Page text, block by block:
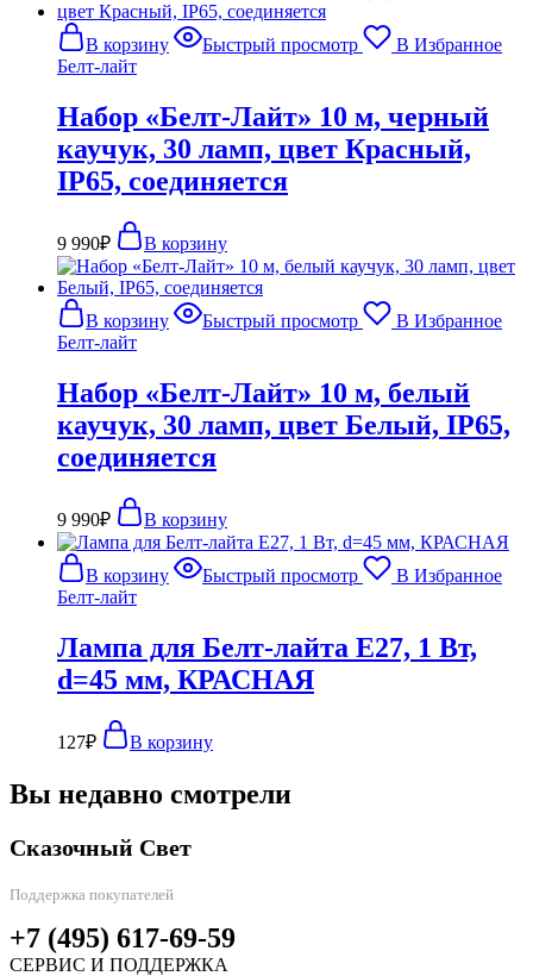
В корзину Быстрый просмотр
В Избранное
Белт-лайт
Набор «Белт-Лайт» 10 м, черный
каучук, 30 ламп, цвет Красный,
IP65, соединяется
9 990₽ В корзину
В корзину Быстрый просмотр
В Избранное
Белт-лайт
Набор «Белт-Лайт» 10 м, белый
каучук, 30 ламп, цвет Белый, IP65,
соединяется
9 990₽ В корзину
В корзину Быстрый просмотр
В Избранное
Белт-лайт
Лампа для Белт-лайта Е27, 1 Вт,
d=45 мм, КРАСНАЯ
127₽ В корзину
Вы недавно смотрели
Сказочный Свет
Поддержка покупателей
+7 (495) 617-69-59
СЕРВИС И ПОДДЕРЖКА